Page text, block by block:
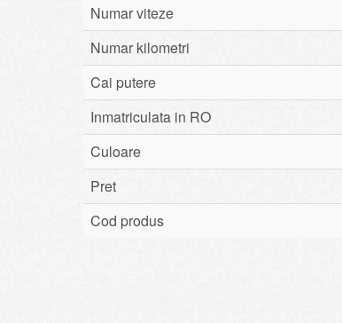
Numar viteze
Numar kilometri
Cai putere
Inmatriculata in RO
Culoare
Pret
Cod produs